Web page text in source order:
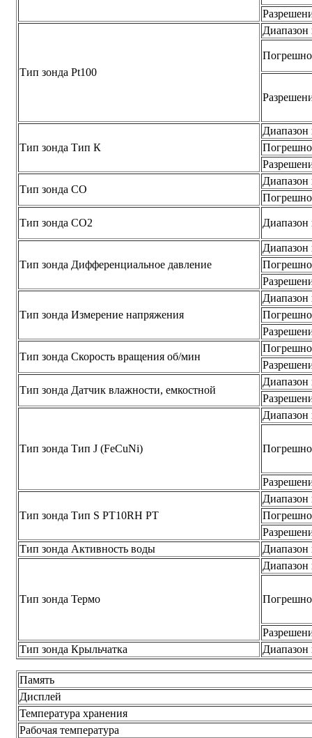
Тип зонда Pt100
Диапазон
Тип зонда Тип К
Диапазон
Тип зонда СО
Диапазон
Тип зонда СО2 Диапазон
Тип зонда Дифференциальное давление
Диапазон
Тип зонда Измерение напряжения
Диапазон
Тип зонда Скорость вращения об/мин
Тип зонда Датчик влажности, емкостной
Диапазон
Тип зонда Тип J (FeCuNi)
Диапазон
Тип зонда Тип S PT10RH РТ
Диапазон
Тип зонда Активность воды
Диапазон
Тип зонда Термо
Диапазон
Тип зонда Крыльчатка
Диапазон
Память
Дисплей
Температура хранения
Рабочая температура